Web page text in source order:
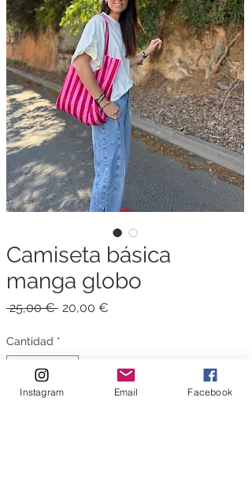
Camiseta básica
manga globo
25,00 € Precio
20,00 €
Cantidad *
Agotado
Instagram Email Facebook